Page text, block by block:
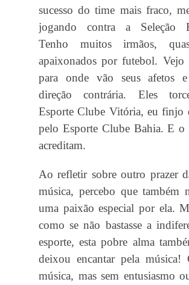
sucesso do time mais fraco,
jogando contra a Seleção
Tenho muitos irmãos,
apaixonados por futebol. Vejo
para onde vão seus afetos
direção contrária. Eles
Esporte Clube Vitória, eu finjo
pelo Esporte Clube Bahia. E o
acreditam.
Ao refletir sobre outro prazer
música, percebo que também
uma paixão especial por ela.
como se não bastasse a
esporte, esta pobre alma
deixou encantar pela música!
música, mas sem entusiasmo